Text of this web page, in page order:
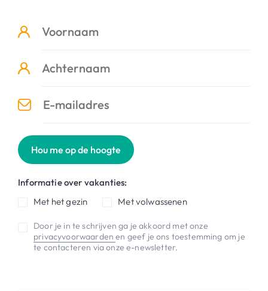
Hou me op de hoogte
Informatie over vakanties:
Met het gezin
Met volwassenen
Door je in te schrijven ga je akkoord met onze
privacyvoorwaardenen geef je ons toestemming om je
te contacteren via onze e-newsletter.